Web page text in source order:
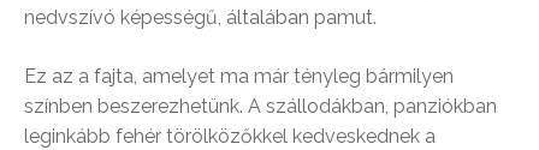
nedvszívó képességű, általában pamut.
Ez az a fajta, amelyet ma már tényleg bármilyen
színben beszerezhetünk. A szállodákban, panziókban
leginkább fehér törölközőkkel kedveskednek a